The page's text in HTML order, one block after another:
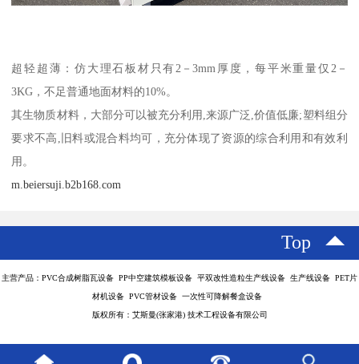
超轻超薄：仿大理石板材只有2－3mm厚度，每平米重量仅2－
3KG，不足普通地面材料的10%。
其生物质材料，大部分可以被充分利用,来源广泛,价值低廉;塑料组分
要求不高,旧料或混合料均可，充分体现了资源的综合利用和有效利
用。
m.beiersuji.b2b168.com
Top
主营产品：PVC合成树脂瓦设备 PP中空建筑模板设备 平双改性造粒生产线设备 生产线设备 PET片
材机设备 PVC管材设备 一次性可降解餐盒设备
版权所有：艾斯曼(张家港) 技术工程设备有限公司